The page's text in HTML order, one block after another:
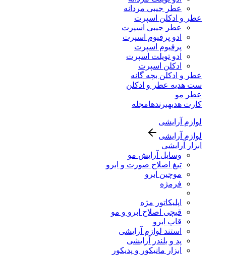
عطر جیبی مردانه
عطر و ادکلن اسپرت
عطر جیبی اسپرت
ادو پرفیوم اسپرت
پرفیوم اسپرت
ادو تویلت اسپرت
ادکلن اسپرت
عطر و ادکلن بچه گانه
ست هدیه عطر و ادکلن
عطر مو
کارت هدیهبرندهامجله
لوازم آرایشی
لوازم آرایشی
ابزار آرایشی
وسایل آرایش مو
تیغ اصلاح صورت و ابرو
موچین ابرو
فرمژه
اپلیکاتور مژه
قیچی اصلاح ابرو و مو
قاب ابرو
استند لوازم آرایشی
پد و بلندر آرایشی
ابزار مانیکور و پدیکور